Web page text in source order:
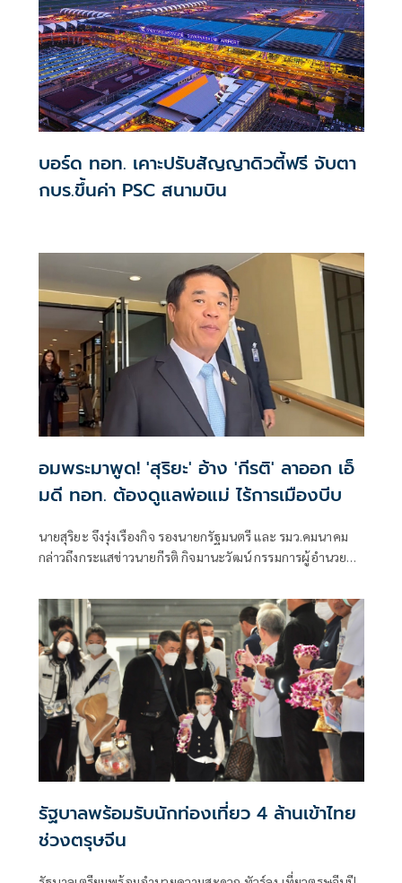
บอร์ด ทอท. เคาะปรับสัญญาดิวตี้ฟรี จับตา
กบร.ขึ้นค่า PSC สนามบิน
อมพระมาพูด! 'สุริยะ' อ้าง 'กีรติ' ลาออก เอ็
มดี ทอท. ต้องดูแลพ่อแม่ ไร้การเมืองบีบ
นายสุริยะ จึงรุ่งเรืองกิจ รองนายกรัฐมนตรี และ รมว.คมนาคม
กล่าวถึงกระแสข่าวนายกีรติ กิจมานะวัฒน์ กรรมการผู้อํานวย
รัฐบาลพร้อมรับนักท่องเที่ยว 4 ล้านเข้าไทย
ช่วงตรุษจีน